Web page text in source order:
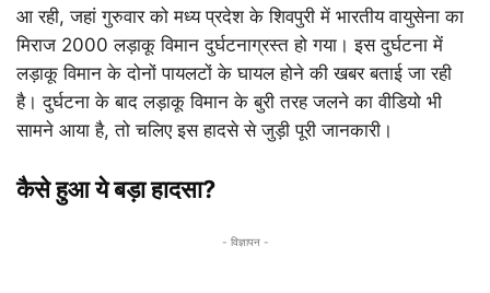
आ रही, जहां गुरुवार को मध्य प्रदेश के शिवपुरी में भारतीय वायुसेना का
मिराज 2000 लड़ाकू विमान दुर्घटनाग्रस्त हो गया। इस दुर्घटना में
लड़ाकू विमान के दोनों पायलटों के घायल होने की खबर बताई जा रही
है। दुर्घटना के बाद लड़ाकू विमान के बुरी तरह जलने का वीडियो भी
सामने आया है, तो चलिए इस हादसे से जुड़ी पूरी जानकारी।
कैसे हुआ ये बड़ा हादसा?
- विज्ञापन -